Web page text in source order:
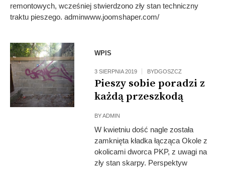
remontowych, wcześniej stwierdzono zły stan techniczny
traktu pieszego. adminwww.joomshaper.com/
WPIS
3 SIERPNIA 2019 BYDGOSZCZ
Pieszy sobie poradzi z
każdą przeszkodą
BYADMIN
W kwietniu dość nagle została
zamknięta kładka łącząca Okole z
okolicami dworca PKP, z uwagi na
zły stan skarpy. Perspektyw